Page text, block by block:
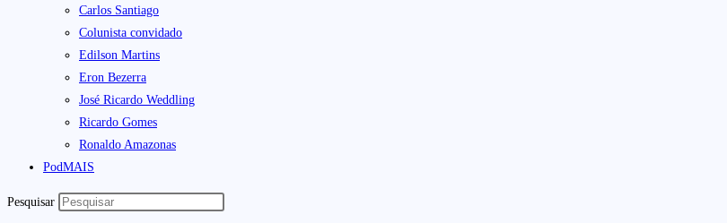
Carlos Santiago
Colunista convidado
Edilson Martins
Eron Bezerra
José Ricardo Weddling
Ricardo Gomes
Ronaldo Amazonas
PodMAIS
Pesquisar